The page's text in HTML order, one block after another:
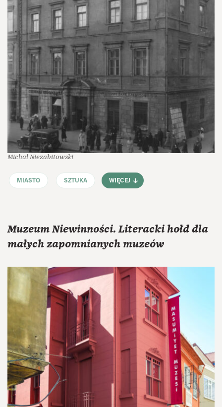
Michał Niezabitowski
MIASTO SZTUKA WIĘCEJ
Muzeum Niewinności. Literacki hołd dla
małych zapomnianych muzeów